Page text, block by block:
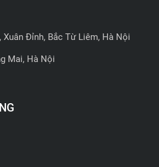
Xuân Đỉnh, Bắc Từ Liêm, Hà Nội
Mai, Hà Nội
TRIỀU AUTO